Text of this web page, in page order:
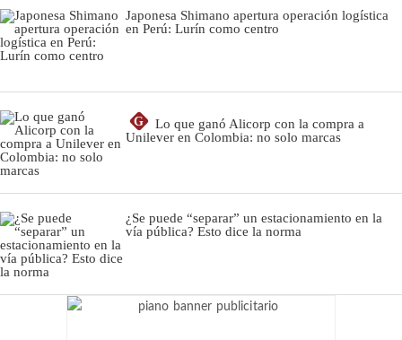
Japonesa Shimano apertura operación logística
en Perú: Lurín como centro
G
Lo que ganó Alicorp con la compra a
Unilever en Colombia: no solo marcas
¿Se puede “separar” un estacionamiento en la
vía pública? Esto dice la norma